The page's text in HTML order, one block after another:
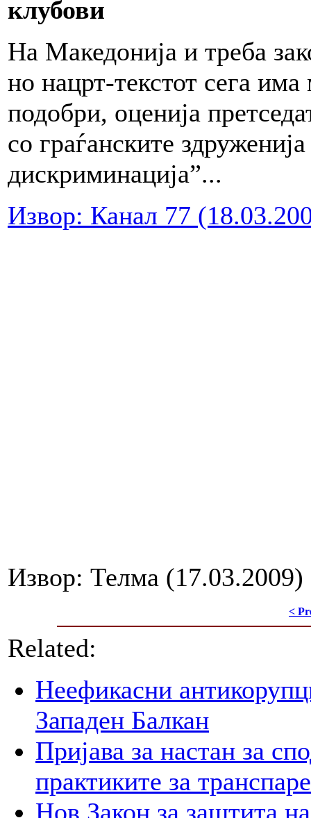
клубови
На Македонија и треба
но нацрт-текстот сега
подобри, оценија
со граѓанските
дискриминација”...
Извор: Канал 77
Извор: Телма (17.03.2009)
<
Related:
Неефикасни
Западен Балкан
Пријава за настан за
практиките за
Нов Закон за заштита